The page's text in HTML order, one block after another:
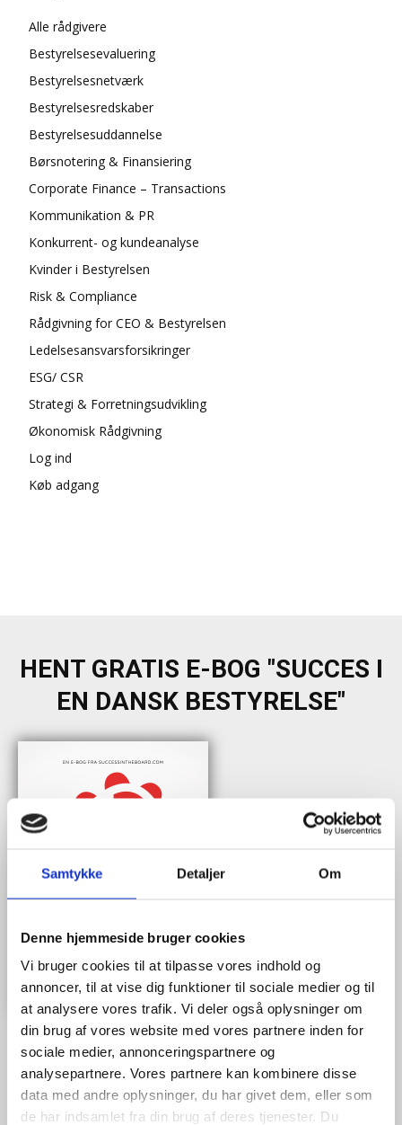
Samtykke Detaljer Om
Denne hjemmeside bruger cookies
Vi bruger cookies til at tilpasse vores indhold og
annoncer, til at vise dig funktioner til sociale medier og til
at analysere vores trafik. Vi deler også oplysninger om
din brug af vores website med vores partnere inden for
sociale medier, annonceringspartnere og
analysepartnere. Vores partnere kan kombinere disse
data med andre oplysninger, du har givet dem, eller som
de har indsamlet fra din brug af deres tjenester. Du
Alle rådgivere
Bestyrelsesevaluering
Bestyrelsesnetværk
Bestyrelsesredskaber
Bestyrelsesuddannelse
Børsnotering & Finansiering
Corporate Finance – Transactions
Kommunikation & PR
Konkurrent- og kundeanalyse
Kvinder i Bestyrelsen
Risk & Compliance
Rådgivning for CEO & Bestyrelsen
Ledelsesansvarsforsikringer
ESG/ CSR
Strategi & Forretningsudvikling
Økonomisk Rådgivning
Log ind
Køb adgang
HENT GRATIS E-BOG "SUCCES I
EN DANSK BESTYRELSE"
ugentlige nyhedsbrev samt markedsføring via mail.